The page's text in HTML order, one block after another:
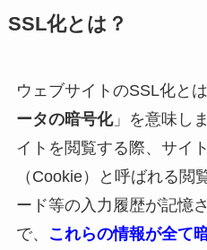
SSL化とは？
ウェブサイトのSSL化と
ータの暗号化」を意味し
イトを閲覧する際、サイ
（Cookie）と呼ばれる閲
ード等の入力履歴が記憶
で、
これらの情報が全て